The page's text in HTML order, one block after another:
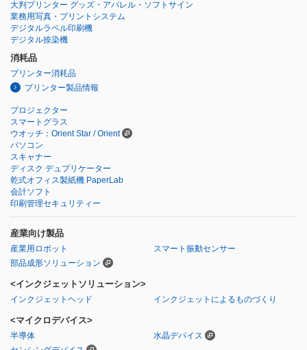
大判プリンター グッズ・アパレル・ソフトサイン
業務用写真・プリントシステム
デジタルラベル印刷機
デジタル捺染機
消耗品
プリンター消耗品
プリンター製品情報
プロジェクター
スマートグラス
ウオッチ：Orient Star / Orient
パソコン
スキャナー
ディスク デュプリケーター
乾式オフィス製紙機 PaperLab
会計ソフト
印刷管理セキュリティー
産業向け製品
産業用ロボット
スマート振動センサー
部品成形ソリューション
<インクジェットソリューション>
インクジェットヘッド インクジェットによるものづくり
<マイクロデバイス>
半導体
水晶デバイス